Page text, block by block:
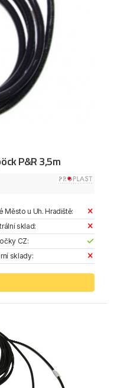
P&R 3,5m
Město u Uh. Hradiště:
sklad:
CZ:
sklady: